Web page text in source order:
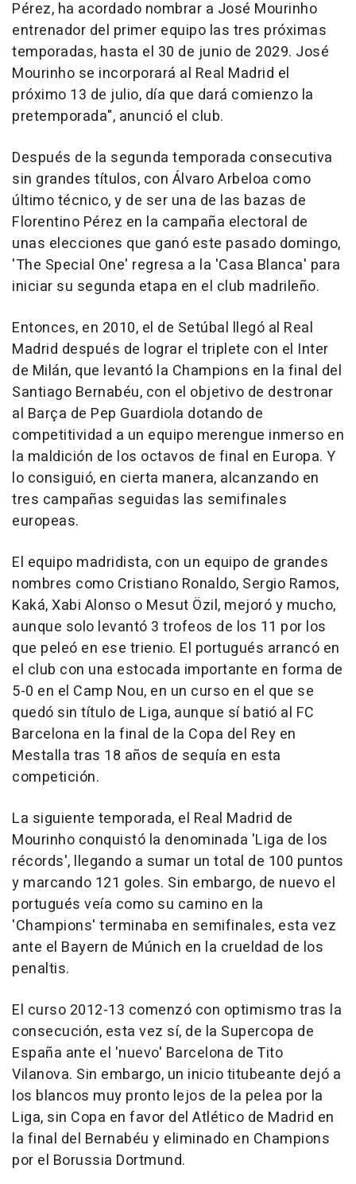
Pérez, ha acordado nombrar a José Mourinho
entrenador del primer equipo las tres próximas
temporadas, hasta el 30 de junio de 2029. José
Mourinho se incorporará al Real Madrid el
próximo 13 de julio, día que dará comienzo la
pretemporada", anunció el club.
Después de la segunda temporada consecutiva
sin grandes títulos, con Álvaro Arbeloa como
último técnico, y de ser una de las bazas de
Florentino Pérez en la campaña electoral de
unas elecciones que ganó este pasado domingo,
'The Special One' regresa a la 'Casa Blanca' para
iniciar su segunda etapa en el club madrileño.
Entonces, en 2010, el de Setúbal llegó al Real
Madrid después de lograr el triplete con el Inter
de Milán, que levantó la Champions en la final del
Santiago Bernabéu, con el objetivo de destronar
al Barça de Pep Guardiola dotando de
competitividad a un equipo merengue inmerso en
la maldición de los octavos de final en Europa. Y
lo consiguió, en cierta manera, alcanzando en
tres campañas seguidas las semifinales
europeas.
El equipo madridista, con un equipo de grandes
nombres como Cristiano Ronaldo, Sergio Ramos,
Kaká, Xabi Alonso o Mesut Özil, mejoró y mucho,
aunque solo levantó 3 trofeos de los 11 por los
que peleó en ese trienio. El portugués arrancó en
el club con una estocada importante en forma de
5-0 en el Camp Nou, en un curso en el que se
quedó sin título de Liga, aunque sí batió al FC
Barcelona en la final de la Copa del Rey en
Mestalla tras 18 años de sequía en esta
competición.
La siguiente temporada, el Real Madrid de
Mourinho conquistó la denominada 'Liga de los
récords', llegando a sumar un total de 100 puntos
y marcando 121 goles. Sin embargo, de nuevo el
portugués veía como su camino en la
'Champions' terminaba en semifinales, esta vez
ante el Bayern de Múnich en la crueldad de los
penaltis.
El curso 2012-13 comenzó con optimismo tras la
consecución, esta vez sí, de la Supercopa de
España ante el 'nuevo' Barcelona de Tito
Vilanova. Sin embargo, un inicio titubeante dejó a
los blancos muy pronto lejos de la pelea por la
Liga, sin Copa en favor del Atlético de Madrid en
la final del Bernabéu y eliminado en Champions
por el Borussia Dortmund.